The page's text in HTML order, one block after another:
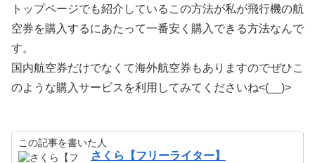
トップページでも紹介しているこの方法が私が飛行機の航
空券を購入するにあたって一番安く購入できる方法なんで
す。
国内航空券だけでなくて海外航空券もありますのでぜひこ
のような購入サービスを利用してみてくださいね<(__)>
この記事を書いた人
さくら【フリーライター】